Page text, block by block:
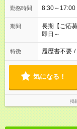
勤務時間
期間
長期【ご応
即日～
特徴 履歴書不要 /
気になる！
掲